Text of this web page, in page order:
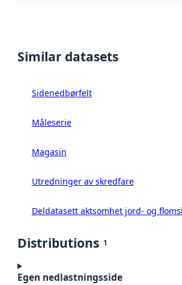
Similar datasets
Sidenedbørfelt
Måleserie
Magasin
Utredninger av skredfare
Deldatasett aktsomhet jord- og
Distributions 1
Egen nedlastningsside